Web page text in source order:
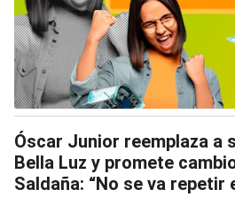
Óscar Junior reemplaza a
Bella Luz y promete
Saldaña: “No se va repetir